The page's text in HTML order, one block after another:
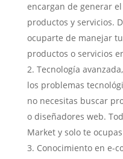
encargan de generar
productos y servicios.
ocuparte de manejar
productos o servicios
Tecnología
los problemas
no necesitas buscar
o diseñadores web.
Market y solo te
Conocimiento en e-